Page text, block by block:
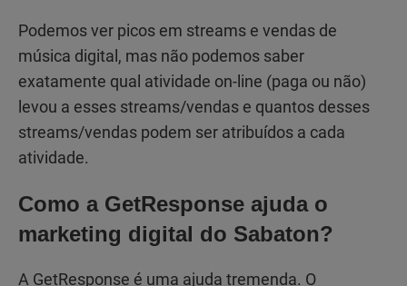
Podemos ver picos em streams e vendas de
música digital, mas não podemos saber
exatamente qual atividade on-line (paga ou não)
levou a esses streams/vendas e quantos desses
streams/vendas podem ser atribuídos a cada
atividade.
Como a GetResponse ajuda o
marketing digital do Sabaton?
A GetResponse é uma ajuda tremenda. O